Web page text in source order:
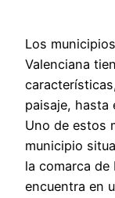
Los
Valenciana
paisaje,
Uno de estos
municipio
la comarca de
encuentra en